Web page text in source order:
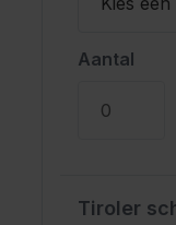
Aantal
Tiroler